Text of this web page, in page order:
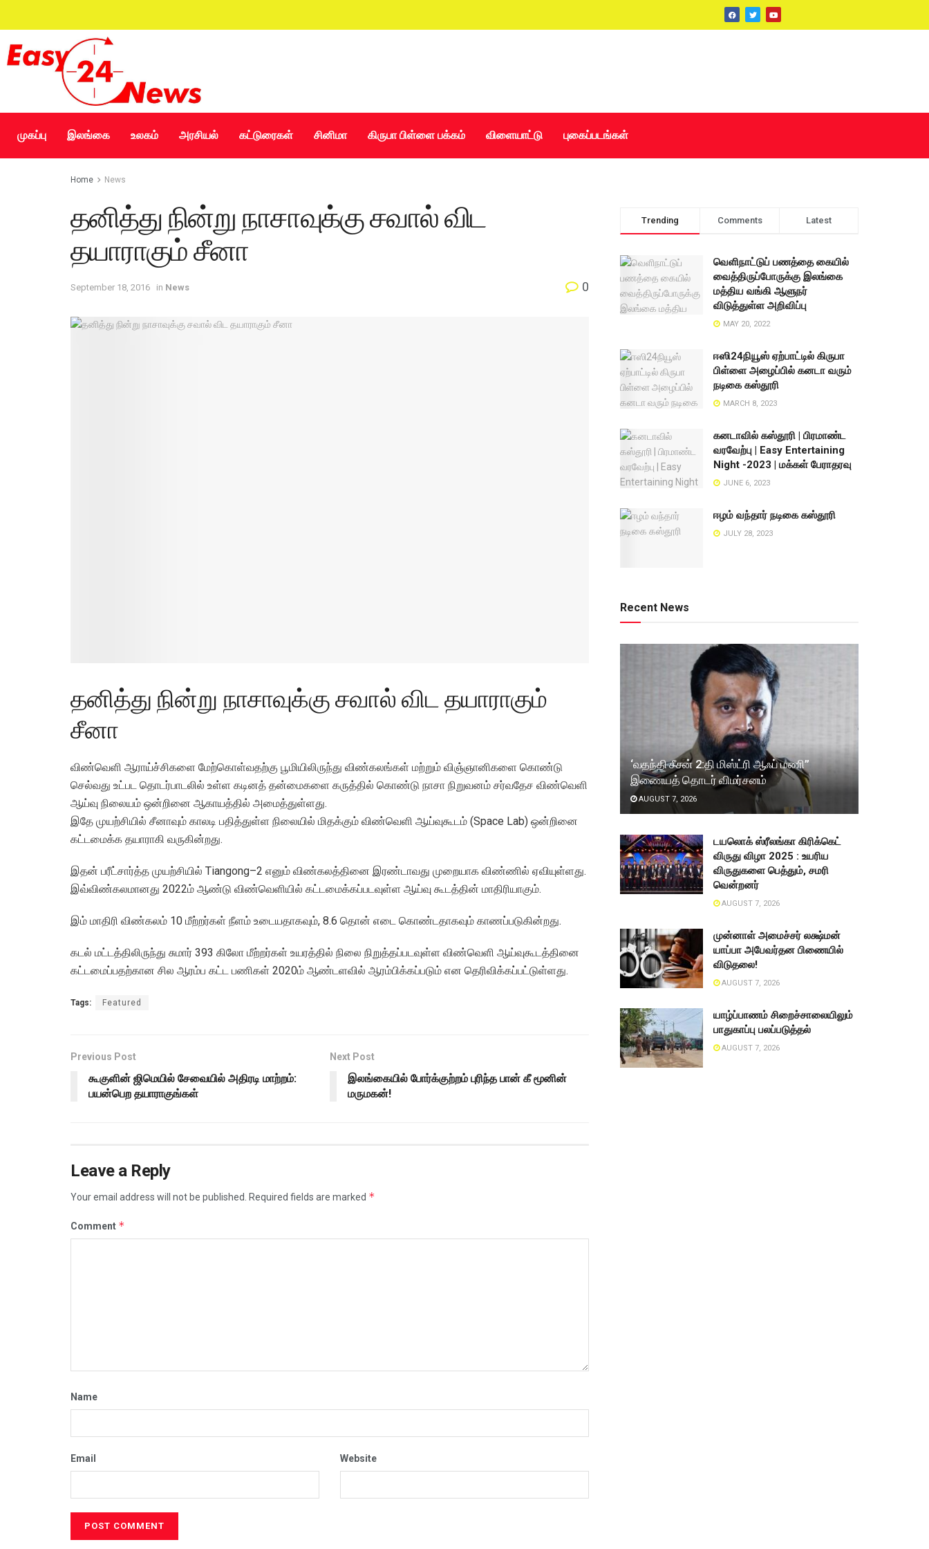
முகப்பு இலங்கை உலகம் அரசியல் கட்டுரைகள் சினிமா கிருபா பிள்ளை பக்கம் விளையாட்டு புகைப்படங்கள்
Home News
தனித்து நின்று நாசாவுக்கு சவால் விட
தயாராகும் சீனா
September 18, 2016 in News 0
தனித்து நின்று நாசாவுக்கு சவால் விட தயாராகும்
சீனா
விண்வெளி ஆராய்ச்சிகளை மேற்கொள்வதற்கு பூமியிலிருந்து விண்கலங்கள் மற்றும் விஞ்ஞானிகளை கொண்டு
செல்வது உட்பட தொடர்பாடலில் உள்ள கடினத் தன்மைகளை கருத்தில் கொண்டு நாசா நிறுவனம் சர்வதேச விண்வெளி
ஆய்வு நிலையம் ஒன்றினை ஆகாயத்தில் அமைத்துள்ளது.
இதே முயற்சியில் சீனாவும் காலடி பதித்துள்ள நிலையில் மிதக்கும் விண்வெளி ஆய்வுகூடம் (Space Lab) ஒன்றினை
கட்டமைக்க தயாராகி வருகின்றது.
இதன் பரீட்சார்த்த முயற்சியில் Tiangong–2 எனும் விண்கலத்தினை இரண்டாவது முறையாக விண்ணில் ஏவியுள்ளது.
இவ்விண்கலமானது 2022ம் ஆண்டு விண்வெளியில் கட்டமைக்கப்படவுள்ள ஆய்வு கூடத்தின் மாதிரியாகும்.
இம் மாதிரி விண்கலம் 10 மீற்றர்கள் நீளம் உடையதாகவும், 8.6 தொன் எடை கொண்டதாகவும் காணப்படுகின்றது.
கடல் மட்டத்திலிருந்து சுமார் 393 கிலோ மீற்றர்கள் உயரத்தில் நிலை நிறுத்தப்படவுள்ள விண்வெளி ஆய்வுகூடத்தினை
கட்டமைப்பதற்கான சில ஆரம்ப கட்ட பணிகள் 2020ம் ஆண்டளவில் ஆரம்பிக்கப்படும் என தெரிவிக்கப்பட்டுள்ளது.
Tags: Featured
Previous Post
கூகுளின் ஜிமெயில் சேவையில் அதிரடி மாற்றம்:
பயன்பெற தயாராகுங்கள்
Next Post
இலங்கையில் போர்க்குற்றம் புரிந்த பான் கீ மூனின்
மருமகன்!
Leave a Reply
Your email address will not be published. Required fields are marked *
Comment *
Name
Email Website
Trending Comments Latest
வெளிநாட்டுப் பணத்தை கையில்
வைத்திருப்போருக்கு இலங்கை
மத்திய வங்கி ஆளுநர்
விடுத்துள்ள அறிவிப்பு
MAY 20, 2022
ஈஸி24நியூஸ் ஏற்பாட்டில் கிருபா
பிள்ளை அழைப்பில் கனடா வரும்
நடிகை கஸ்தூரி
MARCH 8, 2023
கனடாவில் கஸ்தூரி | பிரமாண்ட
வரவேற்பு | Easy Entertaining
Night -2023 | மக்கள் பேராதரவு
JUNE 6, 2023
ஈழம் வந்தார் நடிகை கஸ்தூரி
JULY 28, 2023
Recent News
‘வதந்தி சீசன் 2:தி மிஸ்ட்ரி ஆஃப் மணி”
இணையத் தொடர் விமர்சனம்
AUGUST 7, 2026
டயலொக் ஸ்ரீலங்கா கிரிக்கெட்
விருது விழா 2025 : உயரிய
விருதுகளை பெத்தும், சமரி
வென்றனர்
AUGUST 7, 2026
முன்னாள் அமைச்சர் லக்ஷ்மன்
யாப்பா அபேவர்தன பிணையில்
விடுதலை!
AUGUST 7, 2026
யாழ்ப்பாணம் சிறைச்சாலையிலும்
பாதுகாப்பு பலப்படுத்தல்
AUGUST 7, 2026